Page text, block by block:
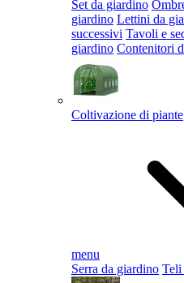
Set da giardino
giardino Lettini da
successivi Tavoli e
giardino Contenitori
Coltivazione di piante
menu
Serra da giardino Teli